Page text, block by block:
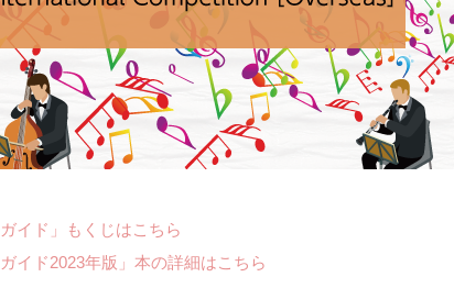
イド」もくじはこちら
イド2023年版」本の詳細はこちら